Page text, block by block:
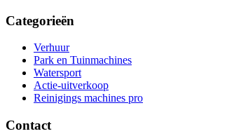
Categorieën
Verhuur
Park en Tuinmachines
Watersport
Actie-uitverkoop
Reinigings machines pro
Contact